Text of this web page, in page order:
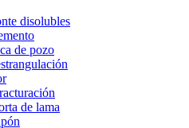
disolubles
de pozo
de lama